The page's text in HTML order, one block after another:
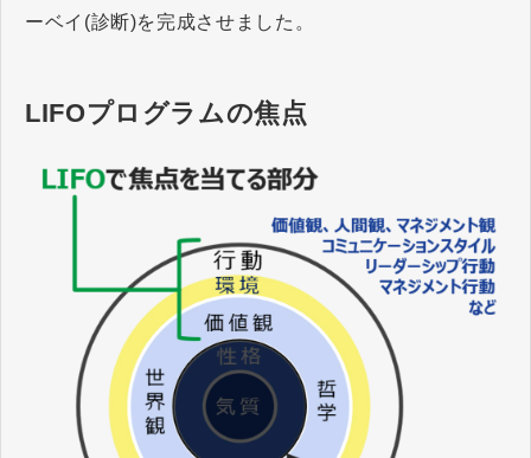
ーベイ(診断)を完成させました。
LIFOプログラムの焦点